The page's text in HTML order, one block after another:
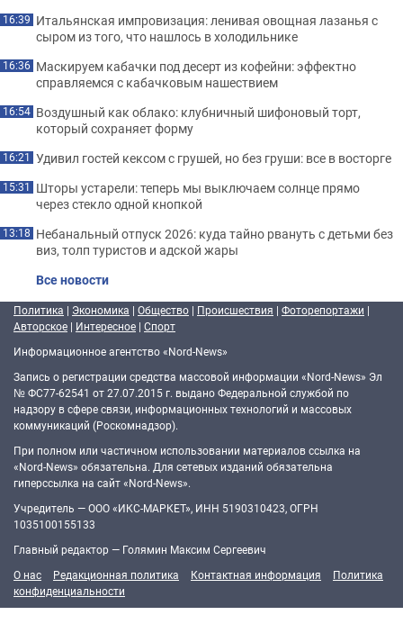
16:39 Итальянская импровизация: ленивая овощная лазанья с
сыром из того, что нашлось в холодильнике
16:36 Маскируем кабачки под десерт из кофейни: эффектно
справляемся с кабачковым нашествием
16:54 Воздушный как облако: клубничный шифоновый торт,
который сохраняет форму
16:21 Удивил гостей кексом с грушей, но без груши: все в восторге
15:31 Шторы устарели: теперь мы выключаем солнце прямо
через стекло одной кнопкой
13:18 Небанальный отпуск 2026: куда тайно рвануть с детьми без
виз, толп туристов и адской жары
Все новости
Политика | Экономика | Общество | Происшествия | Фоторепортажи |
Авторское | Интересное | Спорт
Информационное агентство «Nord-News»
Запись о регистрации средства массовой информации «Nord-News» Эл
№ ФС77-62541 от 27.07.2015 г. выдано Федеральной службой по
надзору в сфере связи, информационных технологий и массовых
коммуникаций (Роскомнадзор).
При полном или частичном использовании материалов ссылка на
«Nord-News» обязательна. Для сетевых изданий обязательна
гиперссылка на сайт «Nord-News».
Учредитель — ООО «ИКС-МАРКЕТ», ИНН 5190310423, ОГРН
1035100155133
Главный редактор — Голямин Максим Сергеевич
О нас
Редакционная политика Контактная информация
Политика
конфиденциальности